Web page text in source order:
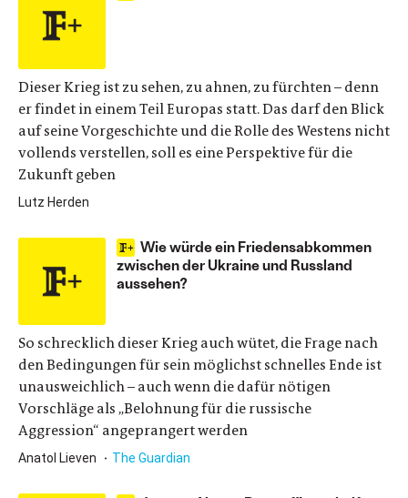
Dieser Krieg ist zu sehen, zu ahnen, zu fürchten – denn
er findet in einem Teil Europas statt. Das darf den Blick
auf seine Vorgeschichte und die Rolle des Westens nicht
vollends verstellen, soll es eine Perspektive für die
Zukunft geben
Lutz Herden
Wie würde ein Friedensabkommen
zwischen der Ukraine und Russland
aussehen?
So schrecklich dieser Krieg auch wütet, die Frage nach
den Bedingungen für sein möglichst schnelles Ende ist
unausweichlich – auch wenn die dafür nötigen
Vorschläge als „Belohnung für die russische
Aggression“ angeprangert werden
Anatol Lieven The Guardian